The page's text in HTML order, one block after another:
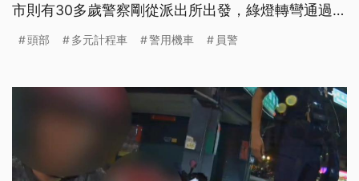
市則有30多歲警察剛從派出所出發，綠燈轉彎通過路
創。
頭部 多元計程車 警用機車 員警